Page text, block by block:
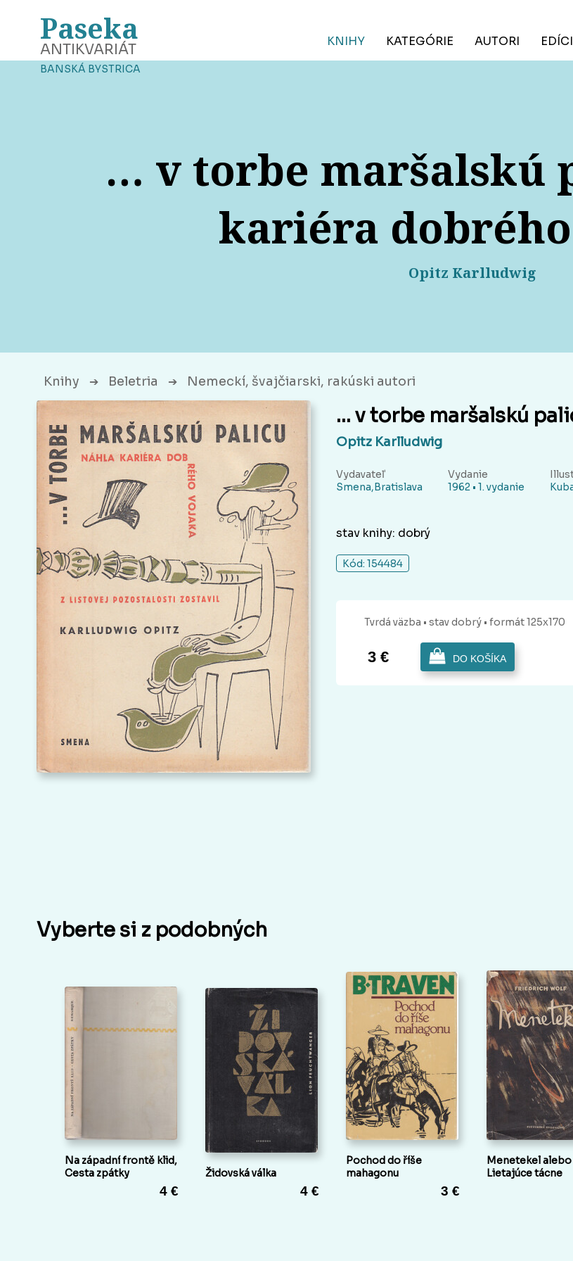
Paseka
ANTIKVARIÁT
BANSKÁ BYSTRICA
KNIHY KATEGÓRIE AUTORI
… v torbe maršalskú
kariéra
Opitz Karlludwig
Knihy ➔ Beletria ➔ Nemeckí, švajčiarski, rakúski autori
… v torbe maršalskú
Opitz Karlludwig
Vydavateľ
Smena,Bratislava
Vydanie
1962 • 1. vydanie
stav knihy: dobrý
Kód: 154484
Tvrdá väzba • stav dobrý • formát 125x170
3 € DO KOŠÍKA
Vyberte si z podobných
Na západní frontě klid,
Cesta zpátky
4 €
Židovská válka
4 €
Pochod do říše
mahagonu
3 €
Menetekel alebo
Lietajúce tácne